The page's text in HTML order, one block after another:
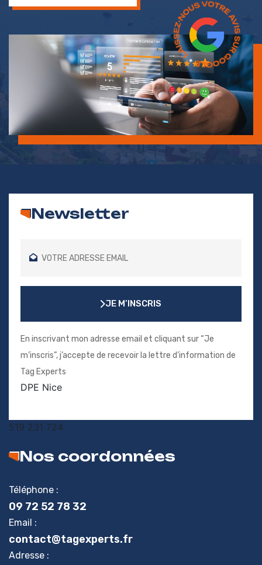
Nos coordonnées
Téléphone :
09 72 52 78 32
Email :
contact@tagexperts.fr
Adresse :
Newsletter
JE M’INSCRIS
En inscrivant mon adresse email et cliquant sur “Je
m’inscris”, j’accepte de recevoir la lettre d’information de
Tag Experts
DPE Nice
519 231 724